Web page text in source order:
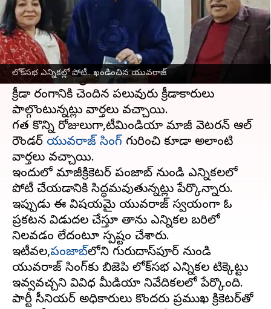
లోక్‌సభ ఎన్నికల్లో పోటీ.. ఖండించిన యువరాజ్
వ్రాసిన వారు Sirish Praharaju Mar 02, 2024 11:43 am
ఈ వార్తాకథనం ఏంటి
దేశంలో కొద్ది రోజుల్లోనే లోక్‌సభ ఎన్నికలు
జరగనుండగా,ప్రతిసారీ మాదిరిగానే ఈసారి కూడా
క్రీడా రంగానికి చెందిన పలువురు క్రీడాకారులు
పాల్గొంటున్నట్లు వార్తలు వచ్చాయి.
గత కొన్ని రోజులుగా,టీమిండియా మాజీ వెటరన్ ఆల్
రౌండర్ యువరాజ్ సింగ్ గురించి కూడా అలాంటి
వార్తలు వచ్చాయి.
ఇందులో మాజీక్రికెటర్ పంజాబ్ నుండి ఎన్నికలలో
పోటీ చేయడానికి సిద్ధమవుతున్నట్లు పేర్కొన్నారు.
ఇప్పుడు ఈ విషయమై యువరాజ్ స్వయంగా ఓ
ప్రకటన విడుదల చేస్తూ తాను ఎన్నికల బరిలో
నిలవడం లేదంటూ స్పష్టం చేశారు.
ఇటీవల,పంజాబ్‌లోని గురుదాస్‌పూర్ నుండి
యువరాజ్ సింగ్‌కు బిజెపి లోక్‌సభ ఎన్నికల టిక్కెట్టు
ఇవ్వవచ్చని వివిధ మీడియా నివేదికలలో పేర్కొంది.
పార్టీ సీనియర్‌ అధికారులు కొందరు ప్రముఖ క్రికెటర్‌తో